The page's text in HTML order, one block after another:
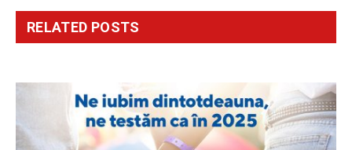
RELATED POSTS